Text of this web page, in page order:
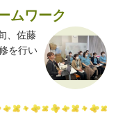
ムワーク
、佐藤
を行い